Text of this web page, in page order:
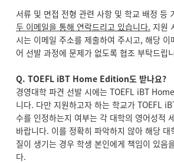
서류 및 면접 전형 관련 사항 및 학교 배정 등
두 이메일을 통해 연락드리고 있습니다. 지원
시는 이메일 주소를 제출하여 주시고, 해당 이
어 선발 과정에 문제가 없도록 협조 부탁드립
Q. TOEFL iBT Home Edition도 받나요?
경영대학 파견 선발 시에는 TOEFL iBT
니다. 다만 지원하고자 하는 학교가 TOEFL
수를 인정하는지 여부는 각 대학의 영어성적
바랍니다. 이를 정확히 파악하지 않아 해당
질이 생기는 경우 학생 본인에게 책임이 있음
다.